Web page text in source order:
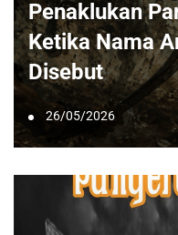
Penaklukan
Ketika Nama
Disebut
26/05/2026